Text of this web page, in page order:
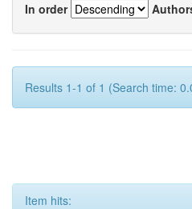
In order
Results 1-1 of 1 (Search time:
Item hits: